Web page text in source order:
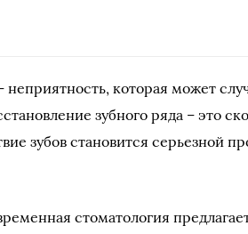
неприятность, которая может
зубного ряда – это
зубов становится серьезной
стоматология